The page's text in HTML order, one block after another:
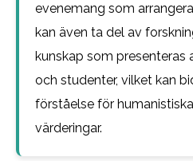
evenemang som
kan även ta del av
kunskap som presenteras
och studenter, vilket kan
förståelse för
värderingar.